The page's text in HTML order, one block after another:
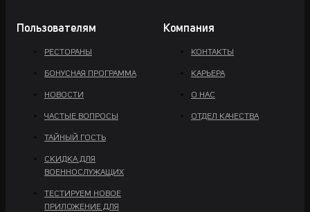
Пользователям
РЕСТОРАНЫ
БОНУСНАЯ ПРОГРАММА
НОВОСТИ
ЧАСТЫЕ ВОПРОСЫ
ТАЙНЫЙ ГОСТЬ
СКИДКА ДЛЯ
ВОЕННОСЛУЖАЩИХ
ТЕСТИРУЕМ НОВОЕ
ПРИЛОЖЕНИЕ ДЛЯ
Компания
КОНТАКТЫ
КАРЬЕРА
О НАС
ОТДЕЛ КАЧЕСТВА